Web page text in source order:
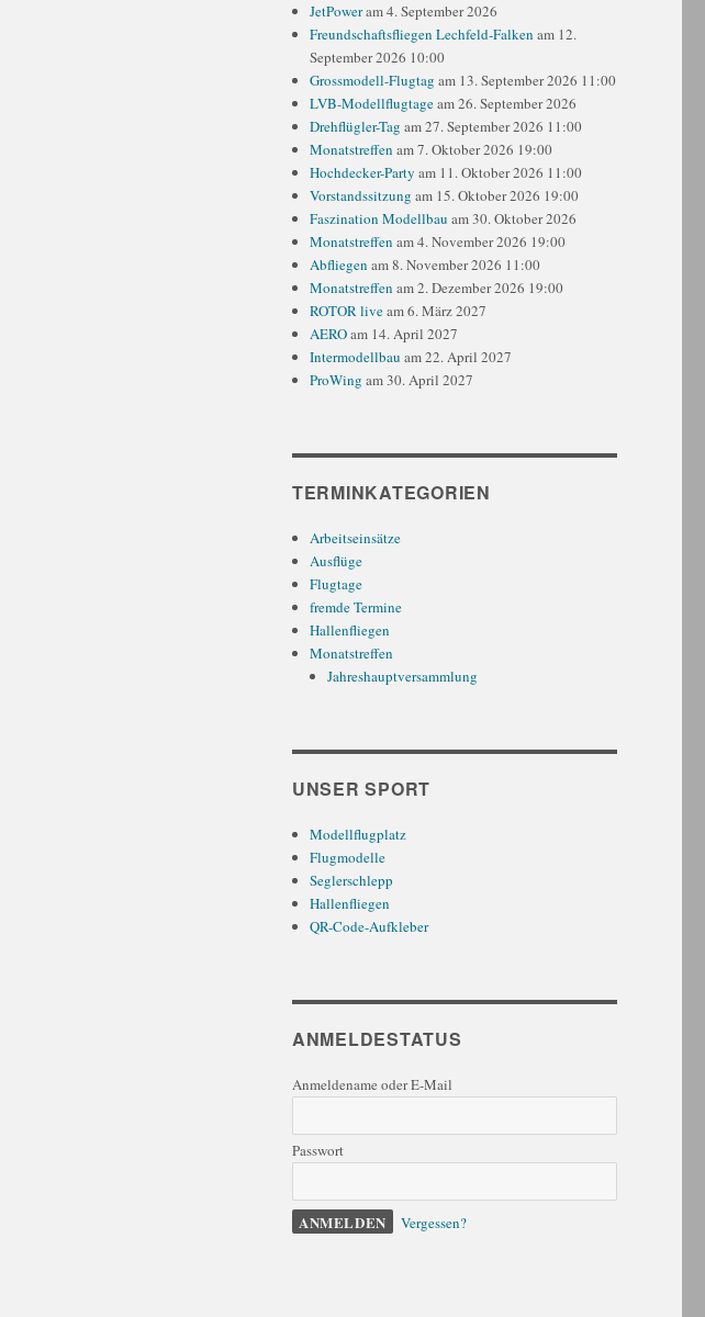
JetPoweram 4. September 2026
Freundschaftsfliegen Lechfeld-Falken am 12.
September 2026 10:00
Grossmodell-Flugtag am 13. September 2026 11:00
LVB-Modellflugtageam 26. September 2026
Drehflügler-Tag am 27. September 2026 11:00
Monatstreffen am 7. Oktober 2026 19:00
Hochdecker-Party am 11. Oktober 2026 11:00
Vorstandssitzung am 15. Oktober 2026 19:00
Faszination Modellbau am 30. Oktober 2026
Monatstreffen am 4. November 2026 19:00
Abfliegen am 8. November 2026 11:00
Monatstreffen am 2. Dezember 2026 19:00
ROTOR liveam 6. März 2027
AEROam 14. April 2027
Intermodellbau am 22. April 2027
ProWing am 30. April 2027
TERMINKATEGORIEN
Arbeitseinsätze
Ausflüge
Flugtage
fremde Termine
Hallenfliegen
Monatstreffen
Jahreshauptversammlung
UNSER SPORT
Modellflugplatz
Flugmodelle
Seglerschlepp
Hallenfliegen
QR-Code-Aufkleber
ANMELDESTATUS
Anmeldename oder E-Mail
Passwort
Vergessen?